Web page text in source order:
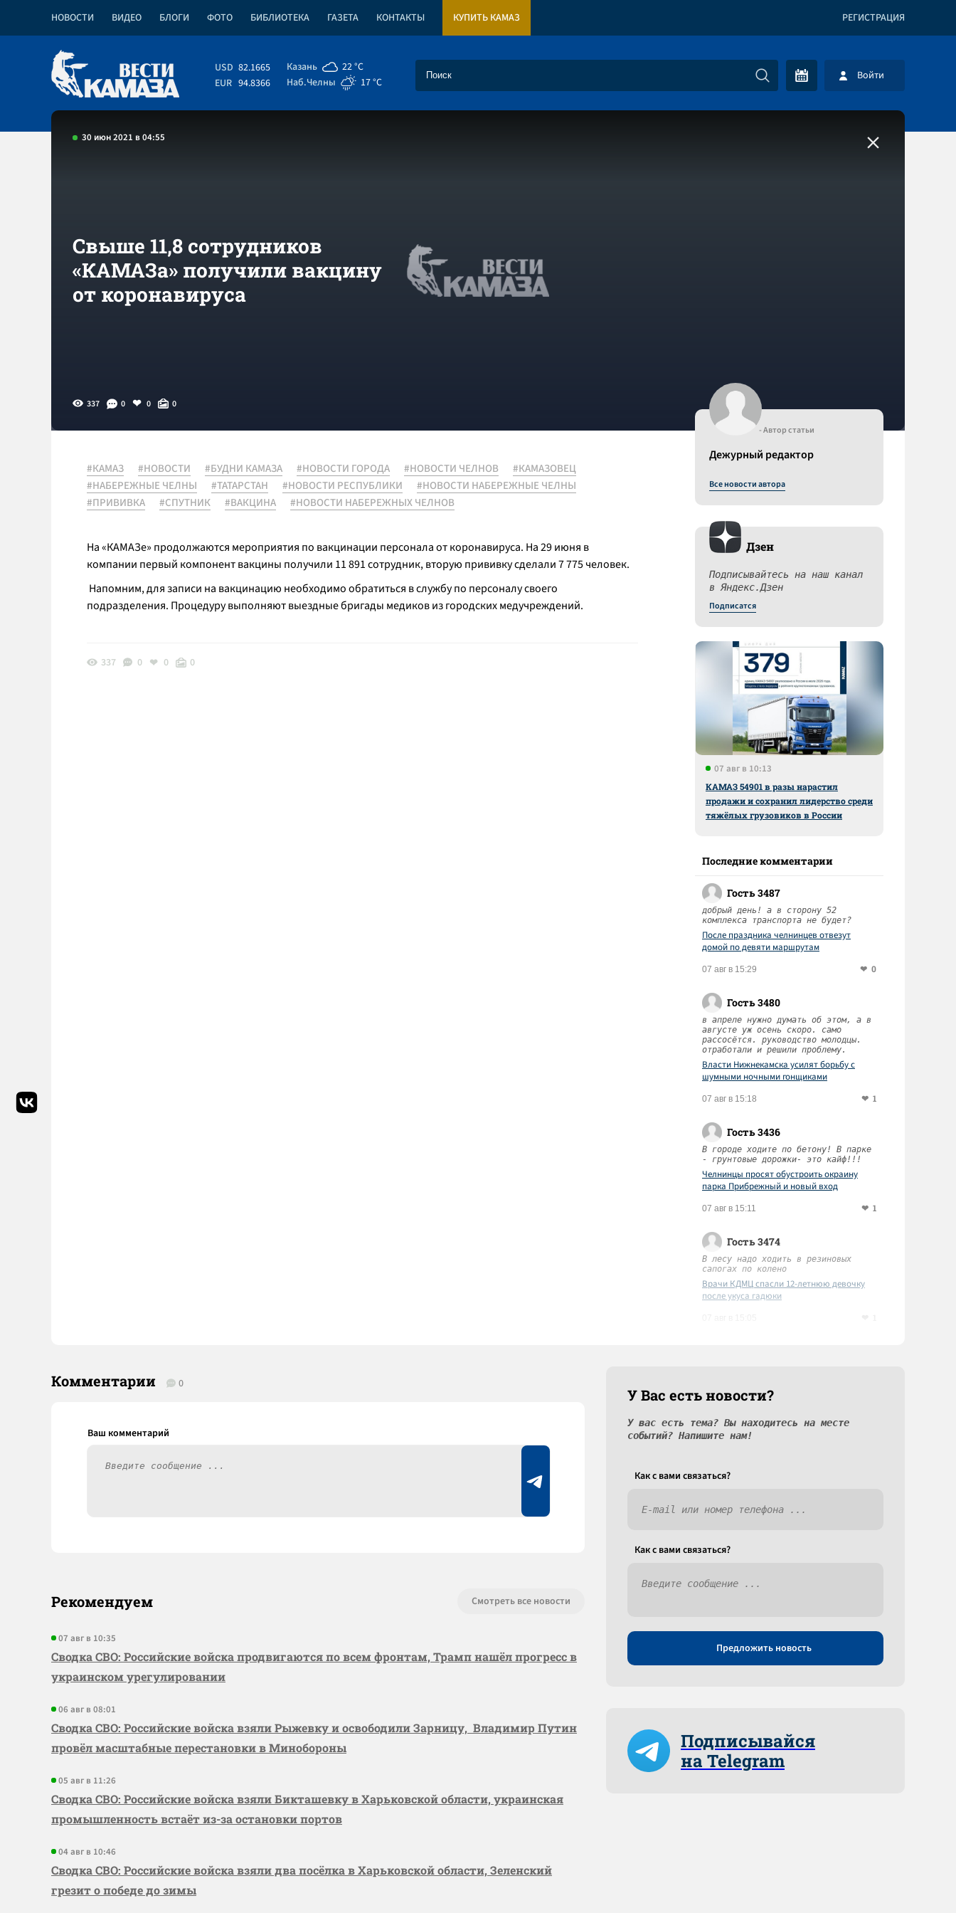
НОВОСТИ ВИДЕО БЛОГИ ФОТО БИБЛИОТЕКА ГАЗЕТА КОНТАКТЫ КУПИТЬ КАМАЗ РЕГИСТРАЦИЯ
USD 82.1665
EUR 94.8366
Казань
22 °C
Наб.Челны
17 °C Войти
30 июн 2021 в 04:55
Свыше 11,8 сотрудников
«КАМАЗа» получили вакцину
от коронавируса
337 0 0 0
#КАМАЗ #НОВОСТИ #БУДНИ КАМАЗА #НОВОСТИ ГОРОДА #НОВОСТИ ЧЕЛНОВ
#КАМАЗОВЕЦ
#НАБЕРЕЖНЫЕ ЧЕЛНЫ
#ТАТАРСТАН #НОВОСТИ РЕСПУБЛИКИ
#НОВОСТИ НАБЕРЕЖНЫЕ ЧЕЛНЫ
#ПРИВИВКА
#СПУТНИК #ВАКЦИНА #НОВОСТИ НАБЕРЕЖНЫХ ЧЕЛНОВ
На «КАМАЗе» продолжаются мероприятия по вакцинации персонала от коронавируса. На 29 июня в
компании первый компонент вакцины получили 11 891 сотрудник, вторую прививку сделали 7 775 человек.
Напомним, для записи на вакцинацию необходимо обратиться в службу по персоналу своего
подразделения. Процедуру выполняют выездные бригады медиков из городских медучреждений.
337 0 0 0
- Автор статьи
Дежурный редактор
Все новости автора
Дзен
Подписывайтесь на наш канал
в Яндекс.Дзен
Подписатся
07 авг в 10:13
КАМАЗ 54901 в разы нарастил
продажи и сохранил лидерство среди
тяжёлых грузовиков в России
Последние комментарии
Гость 3487
добрый день! а в сторону 52
комплекса транспорта не будет?
После праздника челнинцев отвезут
домой по девяти маршрутам
07 авг в 15:29 0
Гость 3480
в апреле нужно думать об этом, а в
августе уж осень скоро. само
рассосётся. руководство молодцы.
отработали и решили проблему.
Власти Нижнекамска усилят борьбу с
шумными ночными гонщиками
07 авг в 15:18 1
Гость 3436
В городе ходите по бетону! В парке
- грунтовые дорожки- это кайф!!!
Челнинцы просят обустроить окраину
парка Прибрежный и новый вход
07 авг в 15:11 1
Гость 3474
В лесу надо ходить в резиновых
сапогах по колено
Врачи КДМЦ спасли 12-летнюю девочку
после укуса гадюки
Комментарии 0
Рекомендуем Смотреть все новости
07 авг в 10:35
Сводка СВО: Российские войска продвигаются по всем фронтам, Трамп нашёл прогресс в
украинском урегулировании
06 авг в 08:01
Сводка СВО: Российские войска взяли Рыжевку и освободили Зарницу, Владимир Путин
провёл масштабные перестановки в Минобороны
05 авг в 11:26
Сводка СВО: Российские войска взяли Бикташевку в Харьковской области, украинская
промышленность встаёт из-за остановки портов
04 авг в 10:46
Сводка СВО: Российские войска взяли два посёлка в Харьковской области, Зеленский
грезит о победе до зимы
У Вас есть новости?
У вас есть тема? Вы находитесь на месте
событий? Напишите нам!
Как c вами связаться?
Как c вами связаться?
Предложить новость
Подписывайся
на Telegram